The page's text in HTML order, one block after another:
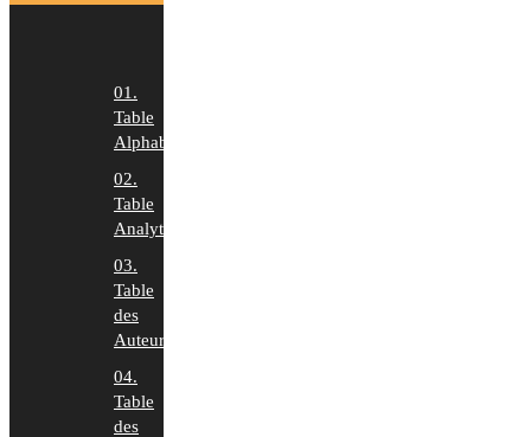
01.
Table
Alphabétique
02.
Table
Analytique
03.
Table
des
Auteurs
04.
Table
des